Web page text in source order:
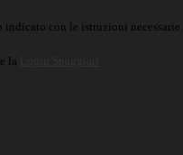
con le istruzioni necessarie.
la